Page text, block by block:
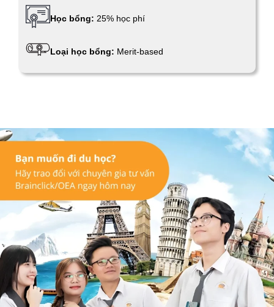
Học bổng: 25% học phí
Loại học bổng: Merit-based